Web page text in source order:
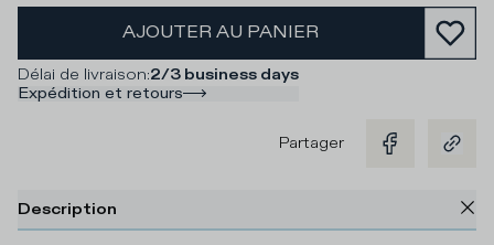
AJOUTER AU PANIER
Délai de livraison:2/3 business days
Expédition et retours
Partager
Description